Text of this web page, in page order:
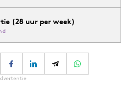
(28 uur per week)